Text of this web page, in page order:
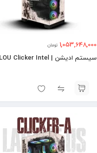
1,053,648,000 تومان
سیستم ادیشن | TLOU Clicker Intel